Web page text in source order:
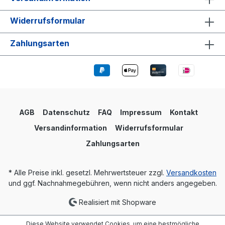
Widerrufsformular
Zahlungsarten
AGB Datenschutz FAQ Impressum
Kontakt
Versandinformation
Widerrufsformular
Zahlungsarten
* Alle Preise inkl. gesetzl. Mehrwertsteuer zzgl. Versandkosten
und ggf. Nachnahmegebühren, wenn nicht anders angegeben.
Realisiert mit Shopware